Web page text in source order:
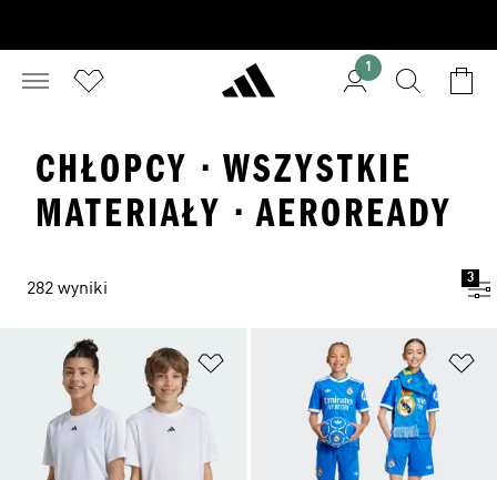
1
CHŁOPCY · WSZYSTKIE
MATERIAŁY · AEROREADY
282 wyniki
3
Dodaj do listy życzeń